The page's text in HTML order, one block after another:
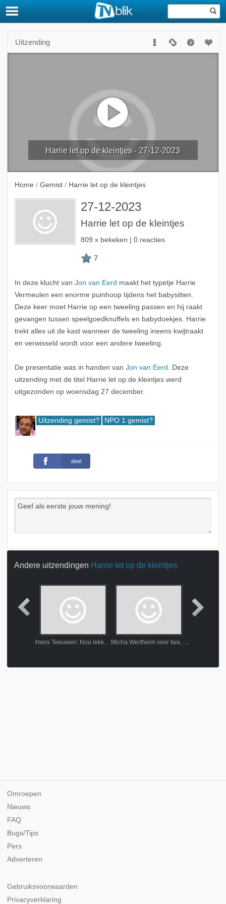
Uitzending
Harrie let op de kleintjes - 27-12-2023
Home / Gemist / Harrie let op de kleintjes
27-12-2023
Harrie let op de kleintjes
809 x bekeken | 0 reacties
In deze klucht van Jon van Eerd maakt het typetje Harrie
Vermeulen een enorme puinhoop tijdens het babysitten.
Deze keer moet Harrie op een tweeling passen en hij raakt
gevangen tussen speelgoedknuffels en babydoekjes. Harrie
trekt alles uit de kast wanneer de tweeling ineens kwijtraakt
en verwisseld wordt voor een andere tweeling.
De presentatie was in handen van Jon van Eerd . Deze
uitzending met de titel Harrie let op de kleintjes werd
uitgezonden op woensdag 27 december.
Uitzending gemist? NPO 1 gemist?
deel
Andere uitzendingen Harrie let op de kleintjes
Paulien Cornelisse: Aanstalten Hans Teeuwen: Nou lekker dan Micha Wertheim voor twaalven - Oudejaars 2023
Omroepen
Nieuws
FAQ
Bugs/Tips
Pers
Adverteren
Gebruiksvoorwaarden
Privacyverklaring